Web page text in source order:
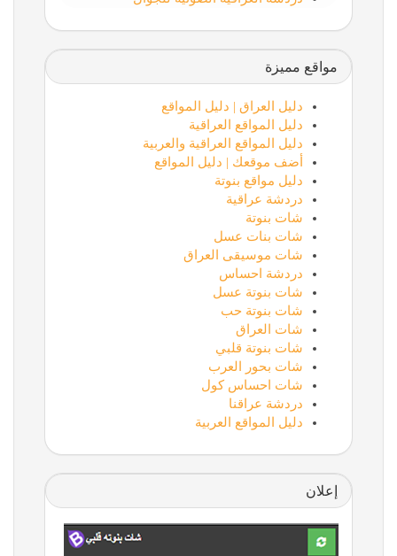
مواقع مميزة
دليل العراق | دليل المواقع
دليل المواقع العراقية
دليل المواقع العراقية والعربية
أضف موقعك | دليل المواقع
دليل مواقع بنوتة
دردشة عراقية
شات بنوتة
شات بنات عسل
شات موسيقى العراق
دردشة احساس
شات بنوتة عسل
شات بنوتة حب
شات العراق
شات بنوتة قلبي
شات بحور العرب
شات احساس كول
دردشة عراقنا
دليل المواقع العربية
إعلان